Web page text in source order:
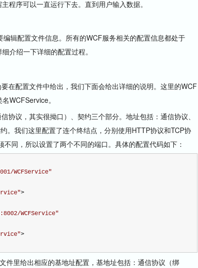
程序可以一直运行下去。直到用户输入数据。
辑配置文件信息。所有的WCF服务相关的配置信息都处于
介绍一下详细的配置过程。
在配置文件中给出，我们下面会给出详细的说明。这里的WCF
WCFService。
协议，其实很拗口）、契约三个部分。地址包括：通信协议、
。我们这里配置了连个终结点，分别使用HTTP协议和TCP协
同，所以设置了两个不同的端口。具体的配置代码如下：
WCFService"
">
WCFService"
">
件里给出相应的基地址配置，基地址包括：通信协议（绑